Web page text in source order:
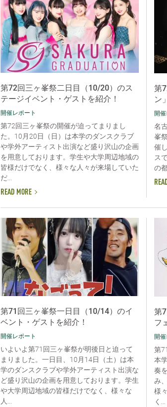
第72回三ヶ峯祭二日目（10/20）のス
テージイベント・ゲストを紹介！
開催レポート
第72回三ヶ峯祭の開催が迫ってまりまし
た。10月20日（日）は本学のダンスクラブ
や学外アーティスト出演など盛り沢山の企画
を用意しております。学生や大学周辺地域の
皆様だけでなく、様々な人々が来場していた
だ...
READ MORE
第
ン
開催
名
峯
催
ス
の
第71回三ヶ峯祭一日目（10/14）のイ
ベント・ゲストを紹介！
開催レポート
いよいよ第71回三ヶ峯祭が明後日と迫って
まりました。一日目、10月14日（土）は本
学のダンスクラブや学外アーティスト出演な
ど盛り沢山の企画を用意しております。学生
や大学周辺地域の皆様だけでなく、様々な
人...
第
フ
開催
第
本
奏
み
様
く...